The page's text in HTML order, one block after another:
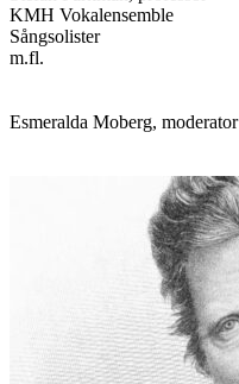
KMH Vokalensemble
Sångsolister
m.fl.
Esmeralda Moberg, moderator